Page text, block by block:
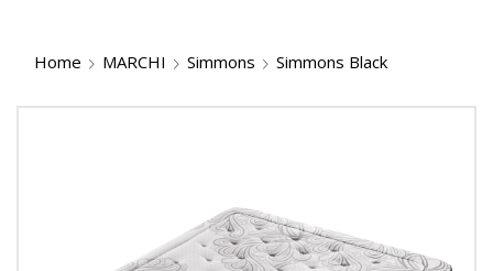
Home MARCHI Simmons Simmons Black